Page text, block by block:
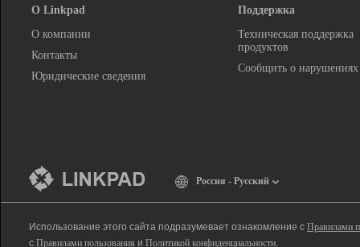
О Linkpad
О компании
Контакты
Юридические сведения
Поддержка
Техническая поддержка
продуктов
Сообщить о нарушениях
Россия - Русский
Использование этого сайта подразумевает ознакомление с Правилами
с Правилами пользования и Политикой конфиденциальности.